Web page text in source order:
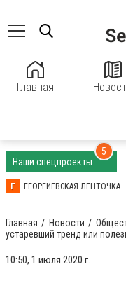
Главная
Наши спецпроекты
5
Г ГЕОРГИЕВСКАЯ ЛЕНТОЧКА
Главная Новости
устаревший тренд или
10:50, 1 июля 2020 г.